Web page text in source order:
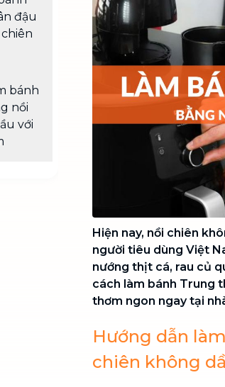
Chuyển nhà trọn gói,
dẹp nơi đi nơi đến
Vệ sinh công nghiệp
Vệ sinh chuyên nghiệp
phòng, nhà xưởng,
đậu
bánh
nồi
với
Hiện nay, nồi chiên
người tiêu dùng Việt
nướng thịt cá, rau củ
cách làm bánh Trung
thơm ngon ngay tại
Hướng dẫn
chiên không